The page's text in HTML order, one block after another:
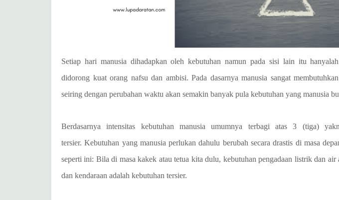
Setiap hari manusia dihadapkan oleh kebutuhan namun pada sisi lain itu
didorong kuat orang nafsu dan ambisi.Pada dasarnya manusia sangat
seiring dengan perubahan waktu akan semakin banyak pula kebutuhan yang manusia
Berdasarnya intensitas kebutuhan manusia umumnya terbagi atas 3 (tiga)
tersier.Kebutuhan yang manusia perlukan dahulu berubah secara drastis di masa
seperti ini: Bila di masa kakek atau tetua kita dulu, kebutuhan pengadaan listrik dan air
dan kendaraan adalah kebutuhan tersier.